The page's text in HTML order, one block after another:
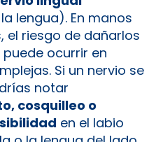
lengua). En manos
el riesgo de dañarlos
ocurrir en
Si un nervio se
notar
cosquilleo o
en el labio